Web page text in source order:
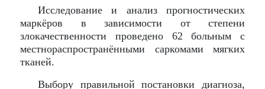
Исследование и анализ прогностических
маркёров в зависимости от степени
злокачественности проведено 62 больным с
местнораспространёнными саркомами мягких
тканей.
Выбору правильной постановки диагноза,